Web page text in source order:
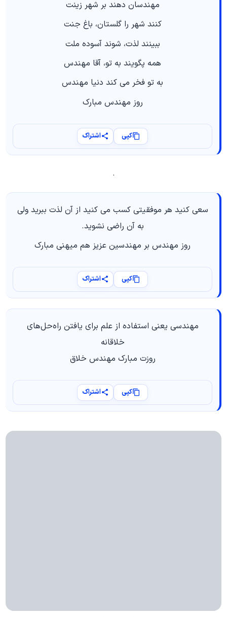
مهندسان دهند بر شهر زینت
کنند شهر را گلستان، باغ جنت
ببینند لذت، شوند آسوده ملت
همه پگویند به تو، آقا مهندس
به تو فخر می کند دنیا مهندس
روز مهندس مبارک
کپی اشتراک
.
سعی کنید هر موفقیتی کسب می کنید از آن لذت ببرید ولی
به آن راضی نشوید.
روز مهندس بر مهندسین عزیز هم میهنی مبارک
کپی اشتراک
مهندسی یعنی استفاده از علم برای یافتن راه‌حل‌های
خلاقانه
روزت مبارک مهندس خلاق
کپی اشتراک